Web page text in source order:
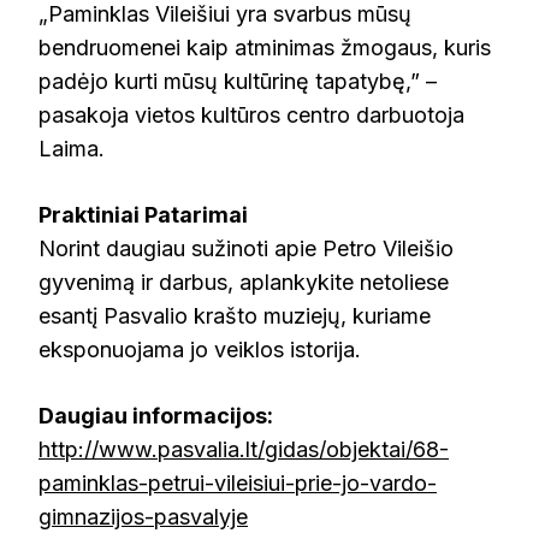
„Paminklas Vileišiui yra svarbus mūsų
bendruomenei kaip atminimas žmogaus, kuris
padėjo kurti mūsų kultūrinę tapatybę,” –
pasakoja vietos kultūros centro darbuotoja
Laima.
Praktiniai Patarimai
Norint daugiau sužinoti apie Petro Vileišio
gyvenimą ir darbus, aplankykite netoliese
esantį Pasvalio krašto muziejų, kuriame
eksponuojama jo veiklos istorija.
Daugiau informacijos:
http://www.pasvalia.lt/gidas/objektai/68-
paminklas-petrui-vileisiui-prie-jo-vardo-
gimnazijos-pasvalyje